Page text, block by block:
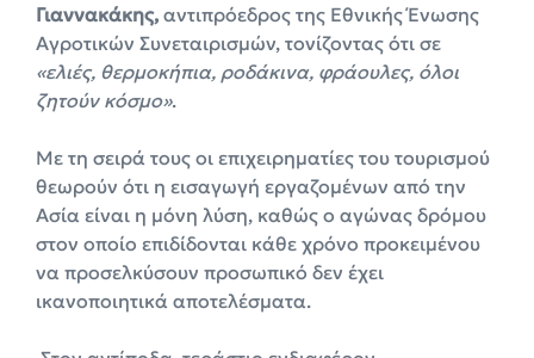
Γιαννακάκης, αντιπρόεδρος της Εθνικής Ένωσης
Αγροτικών Συνεταιρισμών, τονίζοντας ότι σε
«ελιές, θερμοκήπια, ροδάκινα, φράουλες, όλοι
ζητούν κόσμο».
Με τη σειρά τους οι επιχειρηματίες του τουρισμού
θεωρούν ότι η εισαγωγή εργαζομένων από την
Ασία είναι η μόνη λύση, καθώς ο αγώνας δρόμου
στον οποίο επιδίδονται κάθε χρόνο προκειμένου
να προσελκύσουν προσωπικό δεν έχει
ικανοποιητικά αποτελέσματα.